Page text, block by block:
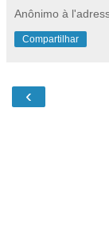
Anônimo à
Compartilhar
‹